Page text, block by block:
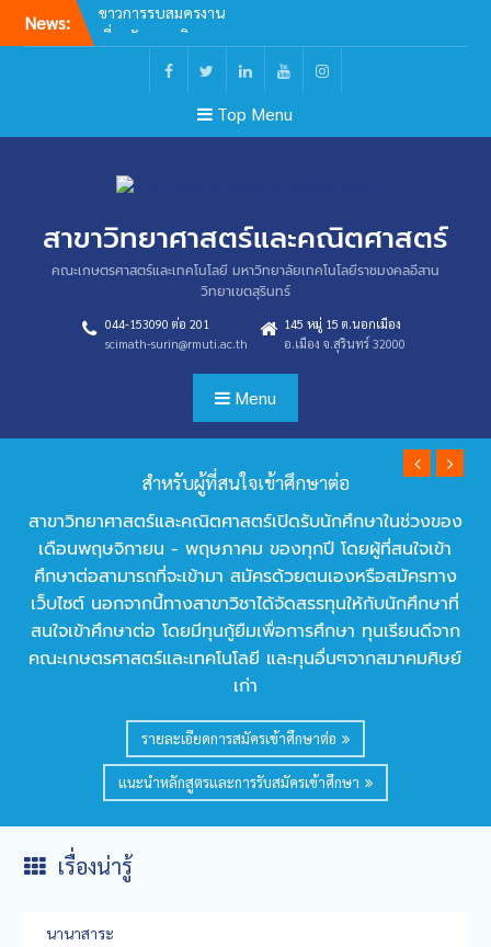
SkipNews:
เกี่ยวกับสาขาวิชา
นานาสาระ
FacebookTwitter LinkedinYoutubeInstagram
Top Menu
สาขาวิทยาศาสตร์และคณิตศาสตร์
คณะเกษตรศาสตร์และเทคโนโลยี มหาวิทยาลัยเทคโนโลยีราชมงคลอีสาน
วิทยาเขตสุรินทร์
044-153090 ต่อ 201
scimath-surin@rmuti.ac.th
145 หมู่ 15 ต.นอกเมือง
อ.เมือง จ.สุรินทร์ 32000
Menu
Previous
Next
สำหรับผู้ที่สนใจเข้าศึกษาต่อ
สาขาวิทยาศาสตร์และคณิตศาสตร์เปิดรับนักศึกษาในช่วงของ
เดือนพฤษจิกายน - พฤษภาคม ของทุกปี โดยผู้ที่สนใจเข้า
ศึกษาต่อสามารถที่จะเข้ามา สมัครด้วยตนเองหรือสมัครทาง
เว็บไซต์ นอกจากนี้ทางสาขาวิชาได้จัดสรรทุนให้กับนักศึกษาที่
สนใจเข้าศึกษาต่อ โดยมีทุนกู้ยืมเพื่อการศึกษา ทุนเรียนดีจาก
คณะเกษตรศาสตร์และเทคโนโลยี และทุนอื่นๆจากสมาคมศิษย์
เก่า
รายละเอียดการสมัครเข้าศึกษาต่อ
แนะนำหลักสูตรและการรับสมัครเข้าศึกษา
เรื่องน่ารู้
นานาสาระ